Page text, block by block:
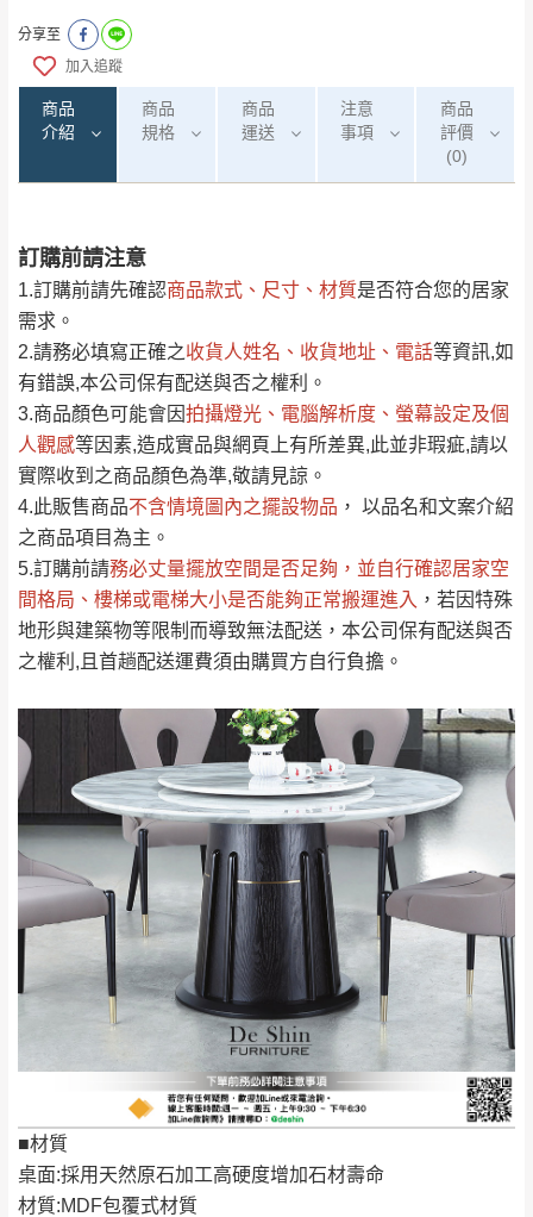
分享至
加入追蹤
商品
介紹
商品
規格
商品
運送
注意
事項
商品
評價
(0)
訂購前請注意
1.訂購前請先確認商品款式、尺寸、材質是否符合您的居家
需求。
2.請務必填寫正確之收貨人姓名、收貨地址、電話等資訊,如
有錯誤,本公司保有配送與否之權利。
3.商品顏色可能會因拍攝燈光、電腦解析度、螢幕設定及個
人觀感等因素,造成實品與網頁上有所差異,此並非瑕疵,請以
實際收到之商品顏色為準,敬請見諒。
4.此販售商品不含情境圖內之擺設物品 ， 以品名和文案介紹
之商品項目為主。
5.訂購前請務必丈量擺放空間是否足夠 ，並自行確認居家空
間格局、 樓梯或電梯大小是否能夠正常搬運進入 ，若因特殊
地形與建築物等限制而導致無法配送，本公司保有配送與否
之權利,且首趟配送運費須由購買方自行負擔。
■材質
桌面:採用天然原石加工高硬度增加石材壽命
材質:MDF包覆式材質
運 費 說 明
運送地區 運送費用
偏遠地區
（請先線上詢問 LINE
→@dershin ）
桃園
免 運
費
＊A108產品另收運費
復興鄉
新竹
峨眉鄉、五峰鄉、
橫山、北埔鄉、尖
石鄉、寶山鄉山
區、新埔山區、芎
里
台北 無
新北
雙溪、貢寮、烏
來、平溪、九份、
石門、林口 下福
里、新店山區、三
峽山區、石碇、坪
林、福隆、淡水山
區、北投湖山路、
$ 9,000以上：免
運費
NT$500元
注意事項：
由於品項繁多，網頁無法及時更新，如有需
Line客服」來信確認商品是否有「現貨」與
「金額」。
若商品價格或庫存有異常，商家有權取消訂
單。部分網路商品恕無法更改原設計或客製，敬請
見諒！
接單後二日內(不含例假日)，我們客服會與您
電話聯絡或E-Mail通知確認訂單。
（線上客服 LINE → @dershin）
下單前先詢問是否現貨，若未詢問下單後無
（洽詢方式請搜尋 Line ID → @dershin）
運送範圍：限定北至基隆，南至苗栗，偏遠
地區恕無法提供運送 (詳見運送規章)。
配送範圍：
苗栗至基隆；其它地區暫不開放，如因特殊
地型限制(山區、鄉、鎮、村)、樓梯太小、無
法搬運上樓等因素，導致無法配送，
本公司
保有出貨的權利。
保護物流人員的工作安全，賣家無提供吊掛
服務，若需以吊車或其他的吊掛方式吊運，
費用將由買方自行支付。
因大型傢俱有組裝、配送的問題，並非一般
機當天到貨前皆會再與您通知，讓你不用整
天在家等貨，以節省您的寶貴時間。
0/5 (0)筆
全部 依評論高至低排列
依評論低至高排列 只顯示附上圖片
只顯示附上評論